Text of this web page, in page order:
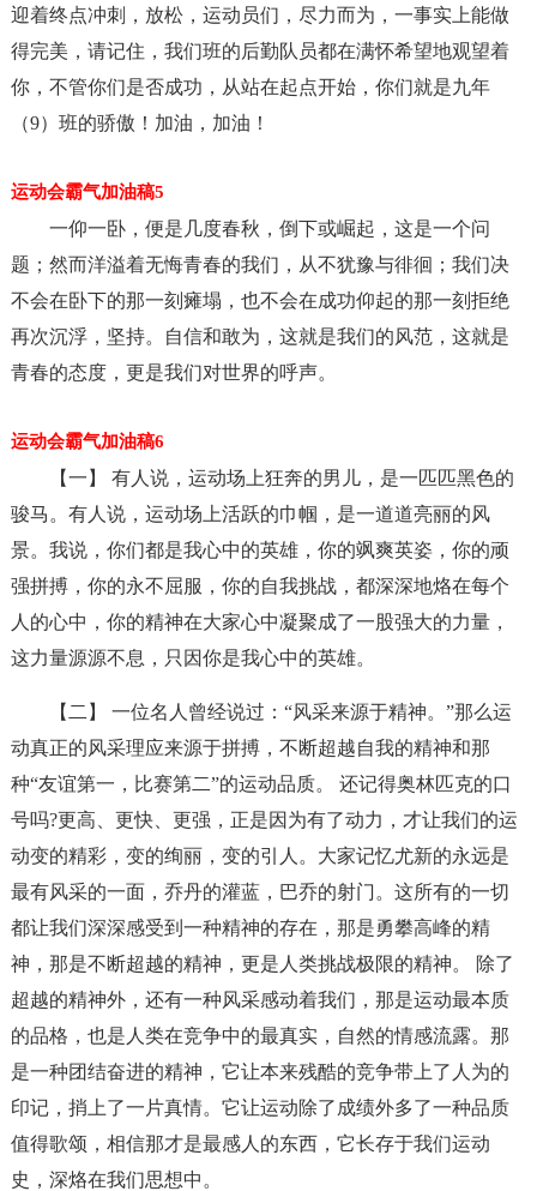
迎着终点冲刺，放松，运动员们，尽力而为，一事实上能做
得完美，请记住，我们班的后勤队员都在满怀希望地观望着
你，不管你们是否成功，从站在起点开始，你们就是九年
（9）班的骄傲！加油，加油！
运动会霸气加油稿5
一仰一卧，便是几度春秋，倒下或崛起，这是一个问
题；然而洋溢着无悔青春的我们，从不犹豫与徘徊；我们决
不会在卧下的那一刻瘫塌，也不会在成功仰起的那一刻拒绝
再次沉浮，坚持。自信和敢为，这就是我们的风范，这就是
青春的态度，更是我们对世界的呼声。
运动会霸气加油稿6
【一】 有人说，运动场上狂奔的男儿，是一匹匹黑色的
骏马。有人说，运动场上活跃的巾帼，是一道道亮丽的风
景。我说，你们都是我心中的英雄，你的飒爽英姿，你的顽
强拼搏，你的永不屈服，你的自我挑战，都深深地烙在每个
人的心中，你的精神在大家心中凝聚成了一股强大的力量，
这力量源源不息，只因你是我心中的英雄。
【二】 一位名人曾经说过：“风采来源于精神。”那么运
动真正的风采理应来源于拼搏，不断超越自我的精神和那
种“友谊第一，比赛第二”的运动品质。 还记得奥林匹克的口
号吗?更高、更快、更强，正是因为有了动力，才让我们的运
动变的精彩，变的绚丽，变的引人。大家记忆尤新的永远是
最有风采的一面，乔丹的灌蓝，巴乔的射门。这所有的一切
都让我们深深感受到一种精神的存在，那是勇攀高峰的精
神，那是不断超越的精神，更是人类挑战极限的精神。 除了
超越的精神外，还有一种风采感动着我们，那是运动最本质
的品格，也是人类在竞争中的最真实，自然的情感流露。那
是一种团结奋进的精神，它让本来残酷的竞争带上了人为的
印记，捎上了一片真情。它让运动除了成绩外多了一种品质
值得歌颂，相信那才是最感人的东西，它长存于我们运动
史，深烙在我们思想中。